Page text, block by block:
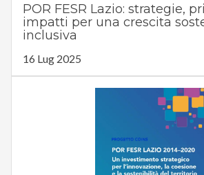
POR FESR Lazio: strategie,
impatti per una crescita
inclusiva
16 Lug 2025